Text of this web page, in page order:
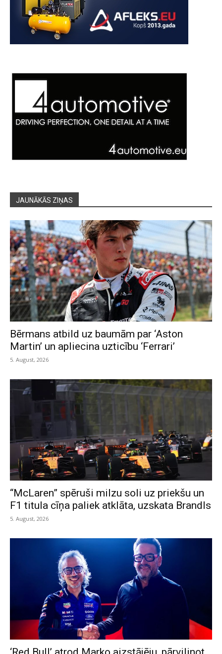
JAUNĀKĀS ZIŅAS
Bērmans atbild uz baumām par ‘Aston
Martin’ un apliecina uzticību ‘Ferrari’
5. August, 2026
“McLaren” spēruši milzu soli uz priekšu un
F1 titula cīņa paliek atklāta, uzskata Brandls
5. August, 2026